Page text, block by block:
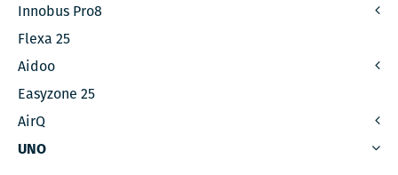
Innobus Pro8
Flexa 25
Aidoo
Easyzone 25
AirQ
UNO